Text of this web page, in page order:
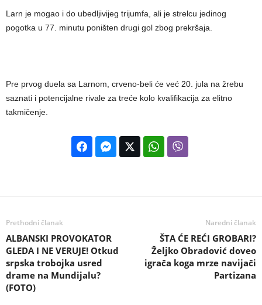
Larn je mogao i do ubedljivijeg trijumfa, ali je strelcu jedinog
pogotka u 77. minutu poništen drugi gol zbog prekršaja.
Pre prvog duela sa Larnom, crveno-beli će već 20. jula na žrebu
saznati i potencijalne rivale za treće kolo kvalifikacija za elitno
takmičenje.
Prethodni članak
ALBANSKI PROVOKATOR
GLEDA I NE VERUJE! Otkud
srpska trobojka usred
drame na Mundijalu?
(FOTO)
Naredni članak
ŠTA ĆE REĆI GROBARI?
Željko Obradović doveo
igrača koga mrze navijači
Partizana